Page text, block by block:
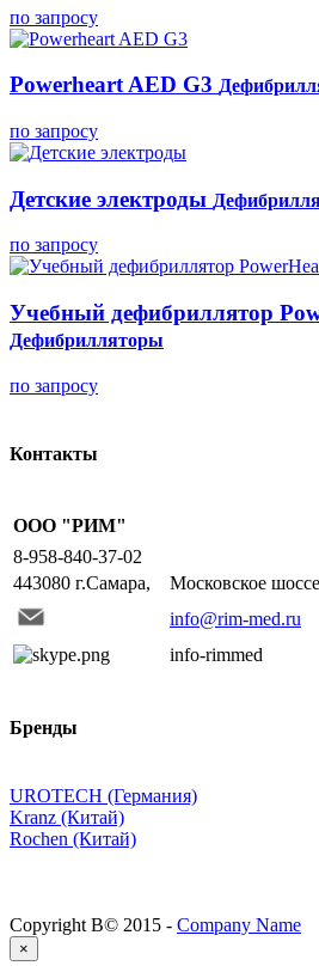
по запросу
Powerheart AED G3
по запросу
Детские электроды
по запросу
Учебный дефибриллятор
Дефибрилляторы
по запросу
Контакты
ООО "РИМ"
8-958-840-37-02
443080 г.Самара,
Московское
info@rim-med.ru
info-rimmed
Бренды
UROTECH (Германия)
Kranz (Китай)
Rochen (Китай)
Copyright В© 2015 - Company Name
×